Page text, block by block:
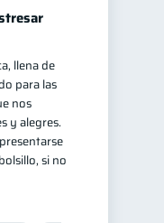
llena de
para las
nos
y alegres.
si no